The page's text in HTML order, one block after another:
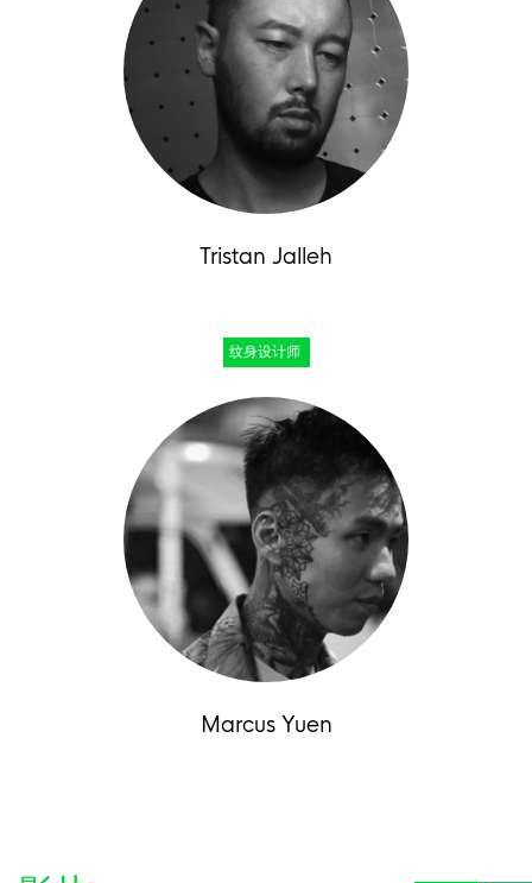
Tristan Jalleh
纹身设计师
Marcus Yuen